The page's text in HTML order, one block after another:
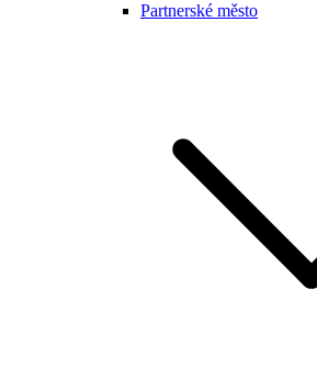
Partnerské město